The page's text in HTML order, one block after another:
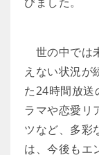
世の中では
えない状況が
た24時間放送
ラマや恋愛リ
ツなど、多彩
は、今後もエ